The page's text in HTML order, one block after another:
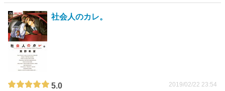
社会人のカレ。
5.0 2019/02/22 23:54